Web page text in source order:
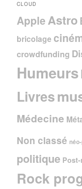
CLOUD
Apple Astro
bricolage
crowdfunding
Humeurs
Livres
Médecine
Non classé
politique
Rock